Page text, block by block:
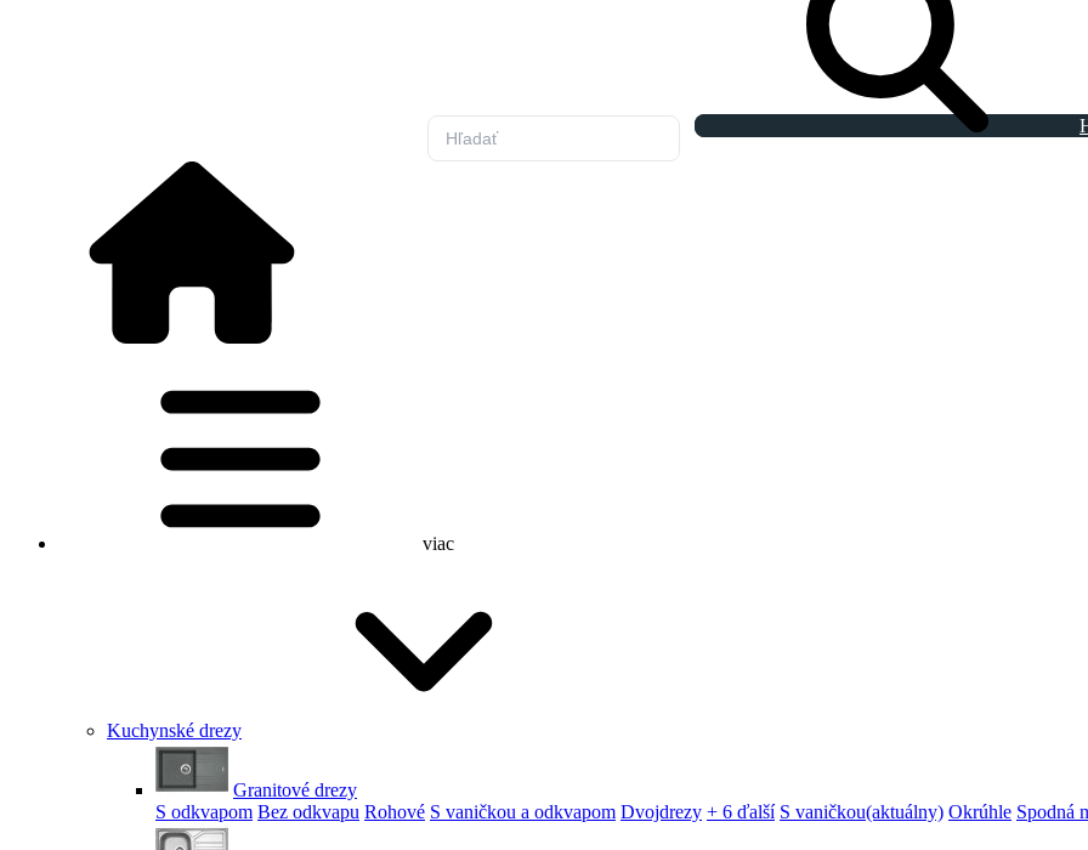
viac
Kuchynské drezy
Granitové drezy
S odkvapom Bez odkvapu Rohové S vaničkou a odkvapom Dvojdrezy + 6 ďalší S vaničkou(aktuálny) Okrúhle Spodná